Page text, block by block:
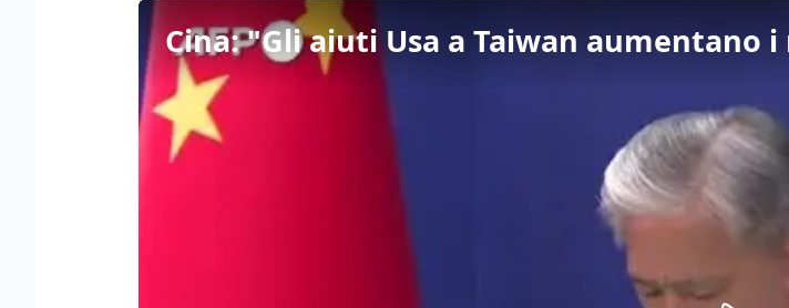
Cina: "Gli aiuti Usa a Taiwan aumentano